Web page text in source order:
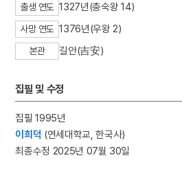
6 개성 경천사지 십층석탑
7 경북대학교 상주캠퍼스
8 국방비
출생 연도 1327년(충숙왕 14)
사망 연도 1376년(우왕 2)
본관 길안(吉安)
집필 및 수정
집필 1995년
이희덕 (연세대학교, 한국사)
최종수정 2025년 07월 30일